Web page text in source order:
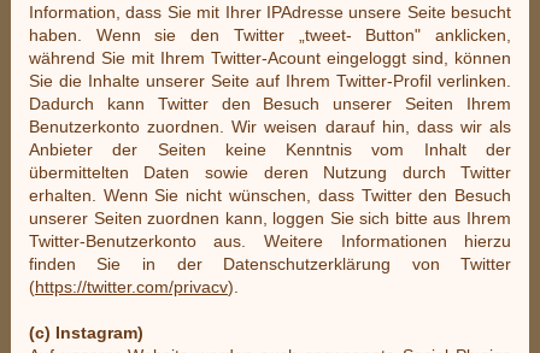
Information, dass Sie mit Ihrer IPAdresse unsere Seite besucht
haben. Wenn sie den Twitter „tweet- Button" anklicken,
während Sie mit Ihrem Twitter-Acount eingeloggt sind, können
Sie die Inhalte unserer Seite auf Ihrem Twitter-Profil verlinken.
Dadurch kann Twitter den Besuch unserer Seiten Ihrem
Benutzerkonto zuordnen. Wir weisen darauf hin, dass wir als
Anbieter der Seiten keine Kenntnis vom Inhalt der
übermittelten Daten sowie deren Nutzung durch Twitter
erhalten. Wenn Sie nicht wünschen, dass Twitter den Besuch
unserer Seiten zuordnen kann, loggen Sie sich bitte aus Ihrem
Twitter-Benutzerkonto aus. Weitere Informationen hierzu
finden Sie in der Datenschutzerklärung von Twitter
(https://twitter.com/privacv).
(c) Instagram)